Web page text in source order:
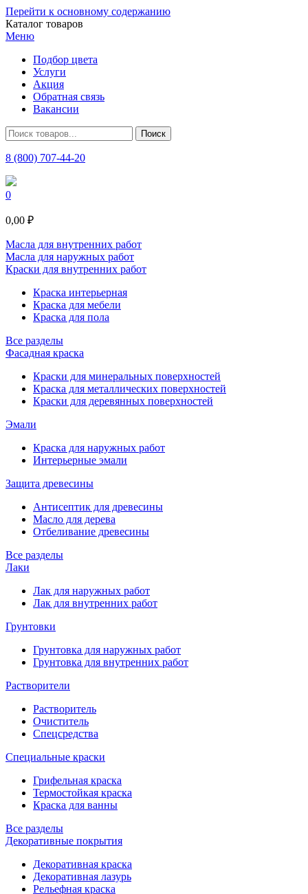
Перейти к основному содержанию
Каталог товаров
Меню
Подбор цвета
Услуги
Акция
Обратная связь
Вакансии
8 (800) 707-44-20
0
0,00 ₽
Масла для внутренних работ
Масла для наружных работ
Краски для внутренних работ
Краска интерьерная
Краска для мебели
Краска для пола
Все разделы
Фасадная краска
Краски для минеральных поверхностей
Краска для металлических поверхностей
Краски для деревянных поверхностей
Эмали
Краска для наружных работ
Интерьерные эмали
Защита древесины
Антисептик для древесины
Масло для дерева
Отбеливание древесины
Все разделы
Лаки
Лак для наружных работ
Лак для внутренних работ
Грунтовки
Грунтовка для наружных работ
Грунтовка для внутренних работ
Растворители
Растворитель
Очиститель
Спецсредства
Специальные краски
Грифельная краска
Термостойкая краска
Краска для ванны
Все разделы
Декоративные покрытия
Декоративная краска
Декоративная лазурь
Рельефная краска